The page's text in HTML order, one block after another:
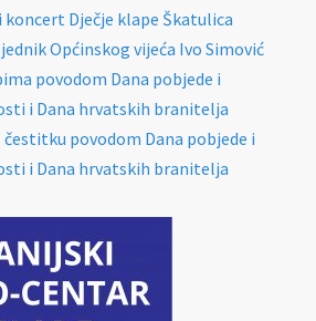
koncert Dječje klape Škatulica
Općinskog vijeća Ivo Simović
povodom Dana pobjede i
i Dana hrvatskih branitelja
povodom Dana pobjede i
i Dana hrvatskih branitelja